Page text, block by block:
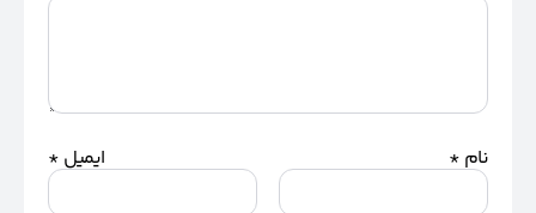
نام * ایمیل *